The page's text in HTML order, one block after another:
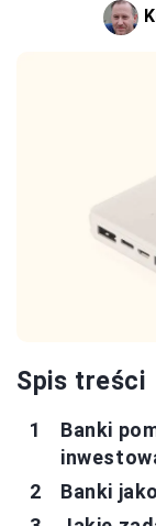
Spis treści
Banki
Banki